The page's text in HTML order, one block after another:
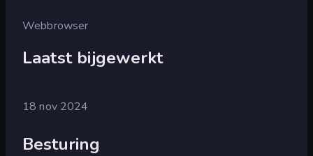
Webbrowser
Laatst bijgewerkt
18 nov 2024
Besturing